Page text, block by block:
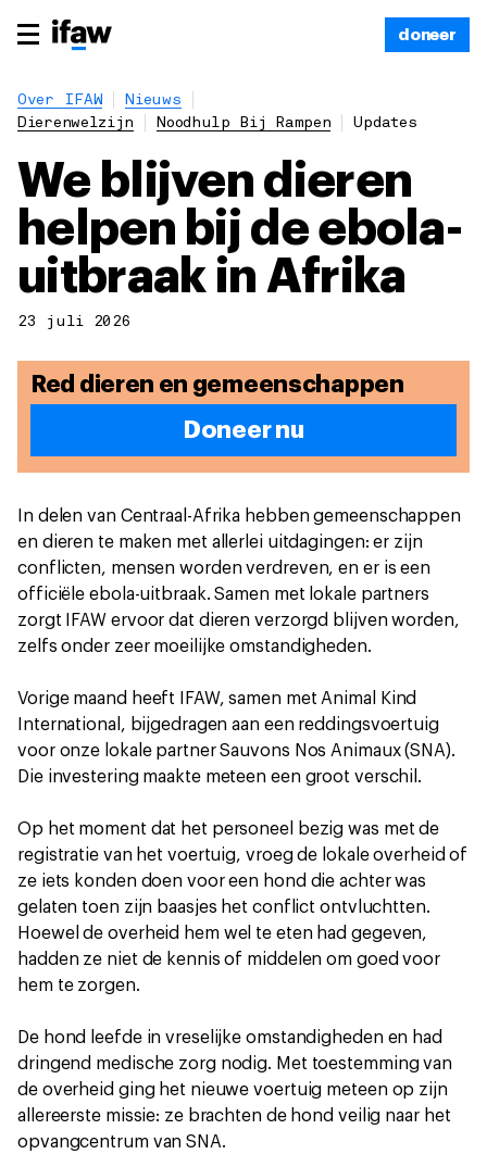
doneer
Over IFAW
Nieuws
Dierenwelzijn
Noodhulp Bij Rampen Updates
We blijven dieren
helpen bij de ebola-
uitbraak in Afrika
23 juli 2026
Red dieren en gemeenschappen
Doneer nu
In delen van Centraal-Afrika hebben gemeenschappen
en dieren te maken met allerlei uitdagingen: er zijn
conflicten, mensen worden verdreven, en er is een
officiële ebola-uitbraak. Samen met lokale partners
zorgt IFAW ervoor dat dieren verzorgd blijven worden,
zelfs onder zeer moeilijke omstandigheden.
Vorige maand heeft IFAW, samen met Animal Kind
International, bijgedragen aan een reddingsvoertuig
voor onze lokale partner Sauvons Nos Animaux (SNA).
Die investering maakte meteen een groot verschil.
Op het moment dat het personeel bezig was met de
registratie van het voertuig, vroeg de lokale overheid of
ze iets konden doen voor een hond die achter was
gelaten toen zijn baasjes het conflict ontvluchtten.
Hoewel de overheid hem wel te eten had gegeven,
hadden ze niet de kennis of middelen om goed voor
hem te zorgen.
De hond leefde in vreselijke omstandigheden en had
dringend medische zorg nodig. Met toestemming van
de overheid ging het nieuwe voertuig meteen op zijn
allereerste missie: ze brachten de hond veilig naar het
opvangcentrum van SNA.